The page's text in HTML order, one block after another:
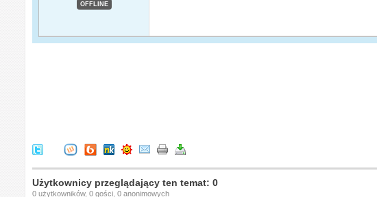
OFFLINE
Użytkownicy przeglądający ten temat: 0
0 użytkowników, 0 gości, 0 anonimowych